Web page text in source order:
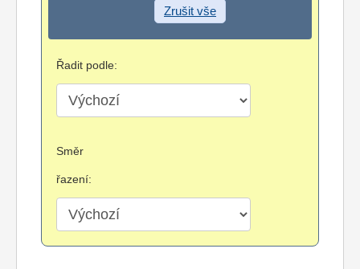
Zrušit vše
Řadit podle:
Směr
řazení: